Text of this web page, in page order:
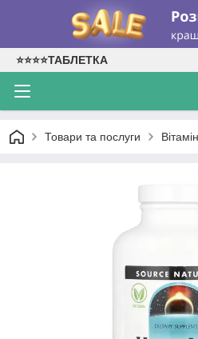
⭐⭐⭐⭐ТАБЛЕТКА
Товари та послуги